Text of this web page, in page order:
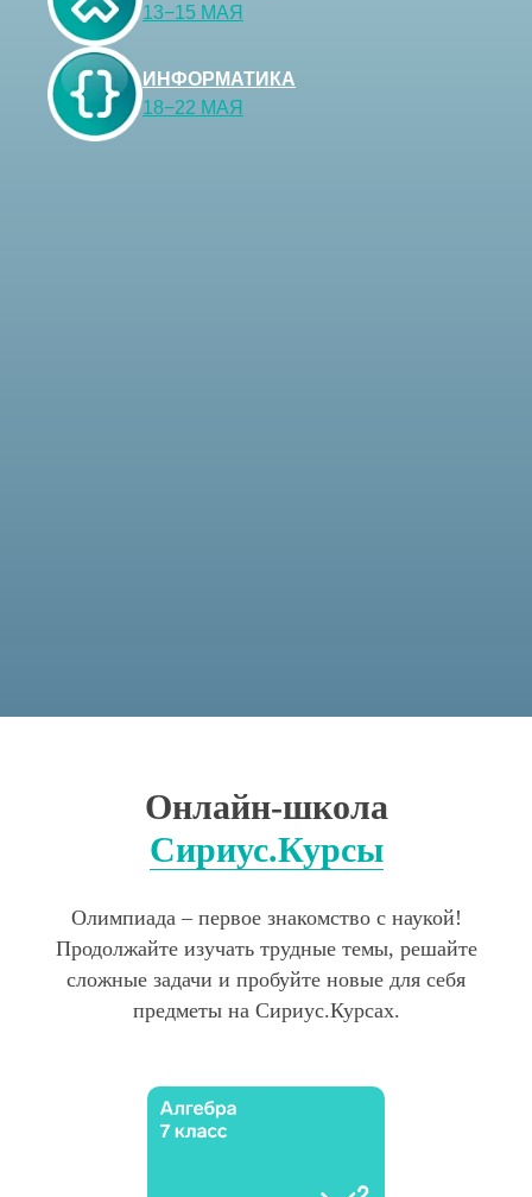
13−15 МАЯ
ИНФОРМАТИКА
18−22 МАЯ
Онлайн-школа
Сириус.Курсы
Олимпиада – первое знакомство с наукой!
Продолжайте изучать трудные темы, решайте
сложные задачи и пробуйте новые для себя
предметы на Сириус.Курсах.